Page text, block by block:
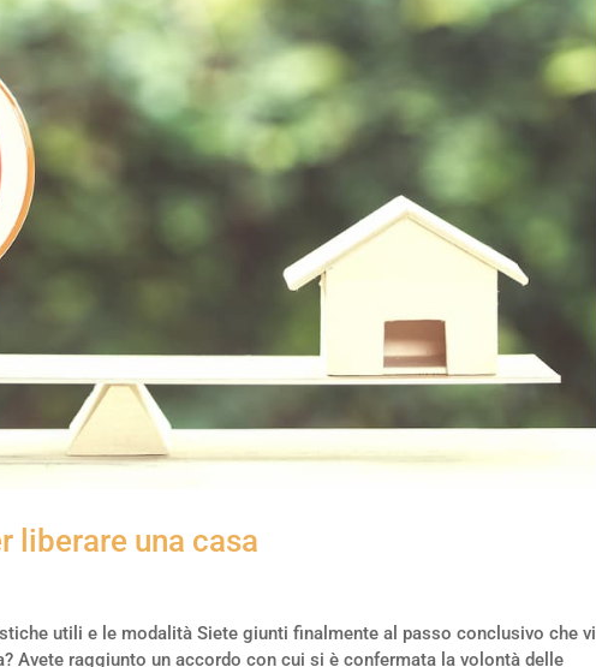
liberare una casa
utili e le modalità Siete giunti finalmente al passo conclusivo che vi
Avete raggiunto un accordo con cui si è confermata la volontà delle